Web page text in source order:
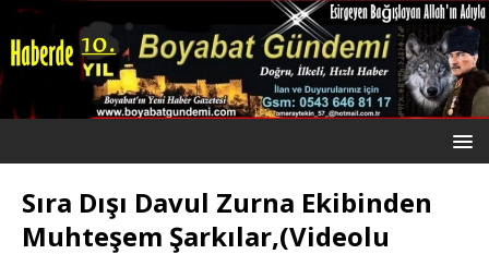
Sıra Dışı Davul Zurna Ekibinden
Muhteşem Şarkılar,(Videolu